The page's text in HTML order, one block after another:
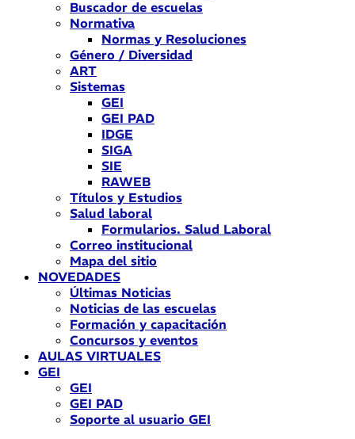
Buscador de escuelas
Normativa
Normas y Resoluciones
Género / Diversidad
ART
Sistemas
GEI
GEI PAD
IDGE
SIGA
SIE
RAWEB
Títulos y Estudios
Salud laboral
Formularios. Salud Laboral
Correo institucional
Mapa del sitio
NOVEDADES
Últimas Noticias
Noticias de las escuelas
Formación y capacitación
Concursos y eventos
AULAS VIRTUALES
GEI
GEI
GEI PAD
Soporte al usuario GEI